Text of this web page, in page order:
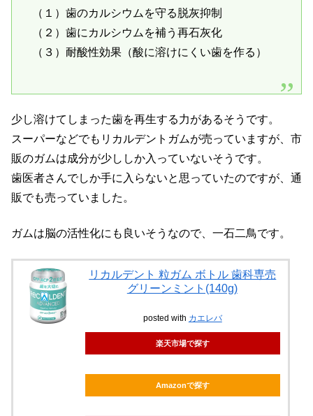
（１）歯のカルシウムを守る脱灰抑制
（２）歯にカルシウムを補う再石灰化
（３）耐酸性効果（酸に溶けにくい歯を作る）
少し溶けてしまった歯を再生する力があるそうです。
スーパーなどでもリカルデントガムが売っていますが、市
販のガムは成分が少ししか入っていないそうです。
歯医者さんでしか手に入らないと思っていたのですが、通
販でも売っていました。
ガムは脳の活性化にも良いそうなので、一石二鳥です。
リカルデント 粒ガム ボトル 歯科専売
グリーンミント(140g)
posted with カエレバ
楽天市場で探す
Amazonで探す